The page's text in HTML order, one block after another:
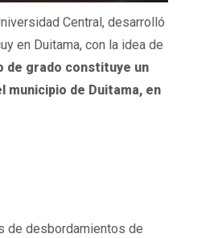
Central, desarrolló
en Duitama, con la idea de
de grado constituye un
de Duitama, en
de desbordamientos de